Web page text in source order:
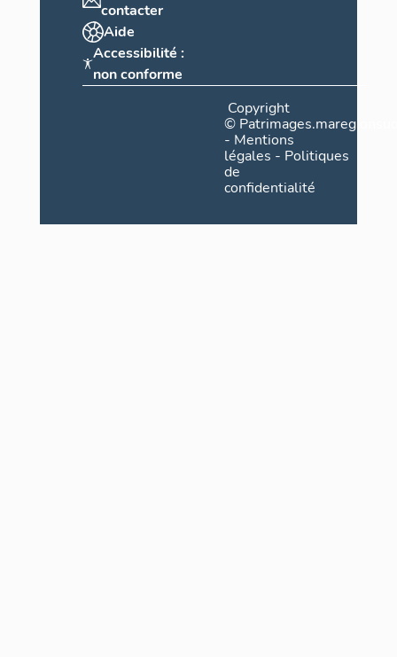
contacter
Aide
Accessibilité :
non conforme
Copyright
©
- Mentions
légales - Politiques
de
confidentialité